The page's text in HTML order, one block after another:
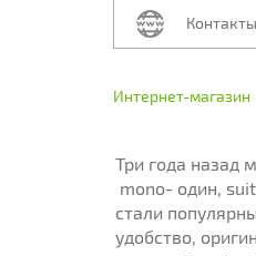
Контакты
Интернет-магазин
Три года назад
mono- один,
стали
удобство,